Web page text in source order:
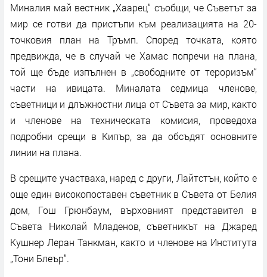
Миналия май вестник „Хаарец“ съобщи, че Съветът за
мир се готви да пристъпи към реализацията на 20-
точковия план на Тръмп. Според точката, която
предвижда, че в случай че Хамас попречи на плана,
той ще бъде изпълнен в „свободните от тероризъм“
части на ивицата. Миналата седмица членове,
съветници и длъжностни лица от Съвета за мир, както
и членове на техническата комисия, проведоха
подробни срещи в Кипър, за да обсъдят основните
линии на плана.
В срещите участваха, наред с други, Лайтстън, който е
още един високопоставен съветник в Съвета от Белия
дом, Гош Грюнбаум, върховният представител в
Съвета Николай Младенов, съветникът на Джаред
Кушнер Леран Танкман, както и членове на Института
„Тони Блеър“.